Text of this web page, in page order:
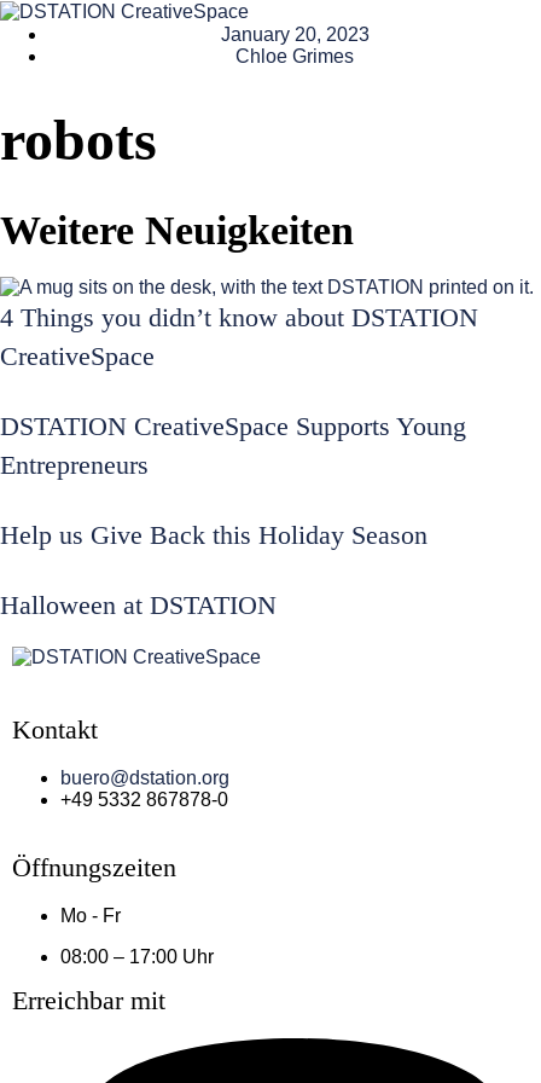
January 20, 2023
Chloe Grimes
robots
Weitere Neuigkeiten
4 Things you didn’t know about DSTATION
CreativeSpace
DSTATION CreativeSpace Supports Young
Entrepreneurs
Help us Give Back this Holiday Season
Halloween at DSTATION
Kontakt
buero@dstation.org
+49 5332 867878-0
Öffnungszeiten
Mo - Fr
08:00 – 17:00 Uhr
Erreichbar mit